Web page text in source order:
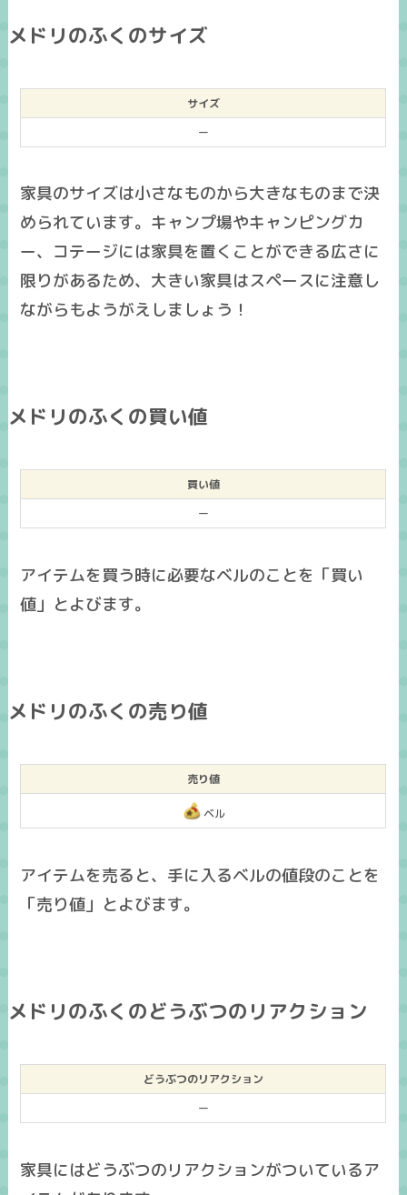
メドリのふくのサイズ
サイズ
ー
家具のサイズは小さなものから大きなものまで決
められています。キャンプ場やキャンピングカ
ー、コテージには家具を置くことができる広さに
限りがあるため、大きい家具はスペースに注意し
ながらもようがえしましょう！
メドリのふくの買い値
買い値
ー
アイテムを買う時に必要なベルのことを「買い
値」とよびます。
メドリのふくの売り値
売り値
ベル
アイテムを売ると、手に入るベルの値段のことを
「売り値」とよびます。
メドリのふくのどうぶつのリアクション
どうぶつのリアクション
ー
家具にはどうぶつのリアクションがついているア